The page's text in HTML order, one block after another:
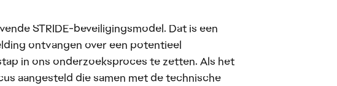
STRIDE-beveiligingsmodel. Dat is een
ontvangen over een potentieel
in ons onderzoeksproces te zetten. Als het
aangesteld die samen met de technische